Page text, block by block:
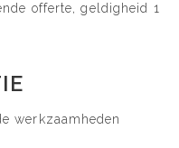
offerte, geldigheid 1
werkzaamheden